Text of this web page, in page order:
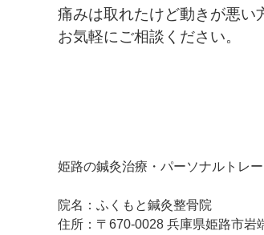
痛みは取れたけど動きが悪い
お気軽にご相談ください。
姫路の鍼灸治療・パーソナルトレ
院名：ふくもと鍼灸整骨院
住所：〒670-0028 兵庫県姫路市岩